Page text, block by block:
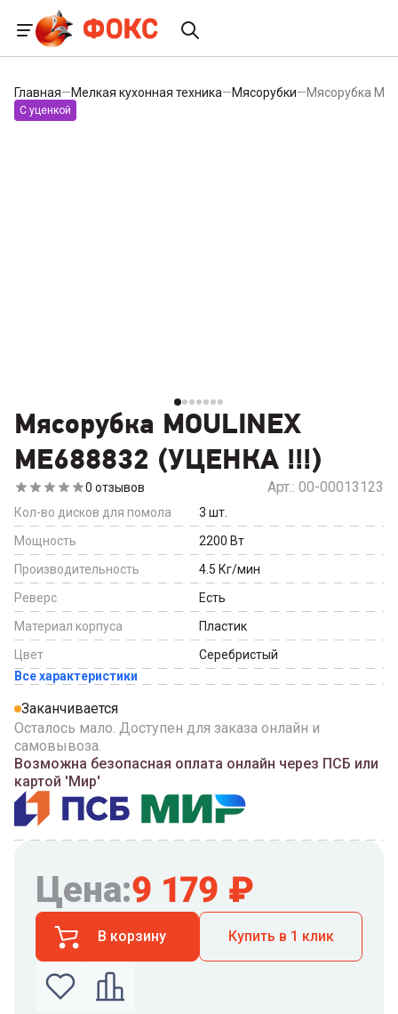
Главная—Мелкая кухонная техника—Мясорубки—Мясорубка
С уценкой
Мясорубка MOULINEX
ME688832 (УЦЕНКА !!!)
0 отзывов Арт.: 00-00013123
Кол-во дисков для помола 3 шт.
Мощность
2200 Вт
Производительность
4.5 Кг/мин
Реверс
Есть
Материал корпуса
Пластик
Цвет
Серебристый
Все характеристики
Заканчивается
Осталось мало. Доступен для заказа онлайн и
самовывоза.
Возможна безопасная оплата онлайн через ПСБ или
картой 'Мир'
Цена:9 179 ₽
В корзину Купить в 1 клик